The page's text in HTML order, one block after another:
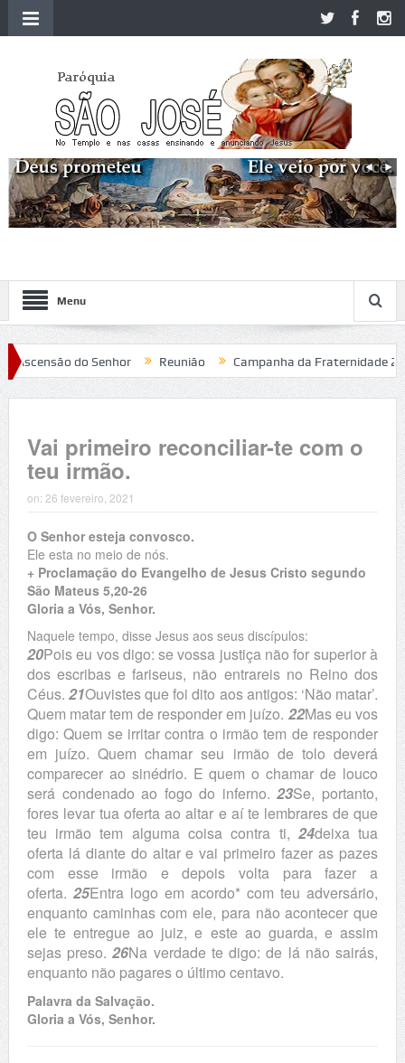
Menu
do Senhor Reunião Campanha da Fraternidade 2020
Vai primeiro reconciliar-te com o
teu irmão.
on: 26 fevereiro, 2021
O Senhor esteja convosco.
Ele esta no meio de nós.
+ Proclamação do Evangelho de Jesus Cristo segundo
São Mateus 5,20-26
Gloria a Vós, Senhor.
Naquele tempo, disse Jesus aos seus discípulos:
20Pois eu vos digo: se vossa justiça não for superior à
dos escribas e fariseus, não entrareis no Reino dos
Céus. 21Ouvistes que foi dito aos antigos: ‘Não matar’.
Quem matar tem de responder em juízo. 22Mas eu vos
digo: Quem se irritar contra o irmão tem de responder
em juízo. Quem chamar seu irmão de tolo deverá
comparecer ao sinédrio. E quem o chamar de louco
será condenado ao fogo do inferno.23Se, portanto,
fores levar tua oferta ao altar e aí te lembrares de que
teu irmão tem alguma coisa contra ti, 24deixa tua
oferta lá diante do altar e vai primeiro fazer as pazes
com esse irmão e depois volta para fazer a
oferta. 25Entra logo em acordo* com teu adversário,
enquanto caminhas com ele, para não acontecer que
ele te entregue ao juiz, e este ao guarda, e assim
sejas preso.26Na verdade te digo: de lá não sairás,
enquanto não pagares o último centavo.
Palavra da Salvação.
Gloria a Vós, Senhor.